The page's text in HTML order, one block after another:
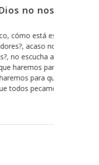
pa’dentro no
la revelación de
usa para mostrarnos
profundos de la
con ella,
en cada versículo y
cada mensaje y